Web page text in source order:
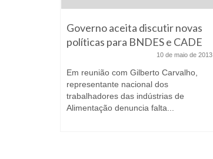
Governo aceita discutir novas
políticas para BNDES e CADE
10 de maio de 2013
Em reunião com Gilberto Carvalho,
representante nacional dos
trabalhadores das indústrias de
Alimentação denuncia falta...